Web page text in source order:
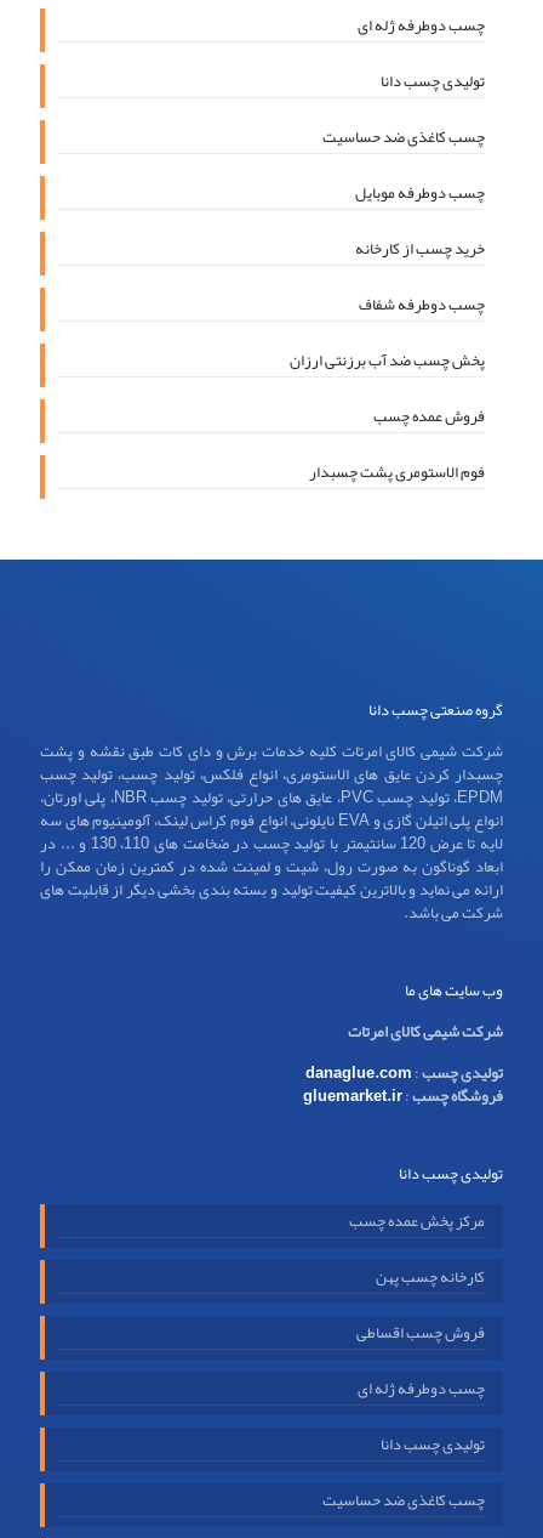
چسب دوطرفه ژله ای
تولیدی چسب دانا
چسب کاغذی ضد حساسیت
چسب دوطرفه موبایل
خرید چسب از کارخانه
چسب دوطرفه شفاف
پخش چسب ضد آب برزنتی ارزان
فروش عمده چسب
فوم الاستومری پشت چسبدار
گروه صنعتی چسب دانا
شرکت شیمی کالای امرتات کلیه خدمات برش و دای کات طبق نقشه و پشت
چسبدار کردن عایق های الاستومری، انواع فلکس، تولید چسب، تولید چسب
EPDM، تولید چسب PVC، عایق های حرارتی، تولید چسب NBR، پلی اورتان،
انواع پلی اتیلن گازی و EVA نایلونی، انواع فوم کراس لینک، آلومینیوم های سه
لایه تا عرض 120 سانتیمتر با تولید چسب در ضخامت های 110، 130 و ... در
ابعاد گوناگون به صورت رول، شیت و لمینت شده در کمترین زمان ممکن را
ارائه می نماید و بالاترین کیفیت تولید و بسته بندی بخشی دیگر از قابلیت های
شرکت می باشد.
وب سایت های ما
شرکت شیمی کالای امرتات
تولیدی چسب:
danaglue.com
فروشگاه چسب:
gluemarket.ir
تولیدی چسب دانا
مرکز پخش عمده چسب
کارخانه چسب پهن
فروش چسب اقساطی
چسب دوطرفه ژله ای
تولیدی چسب دانا
چسب کاغذی ضد حساسیت